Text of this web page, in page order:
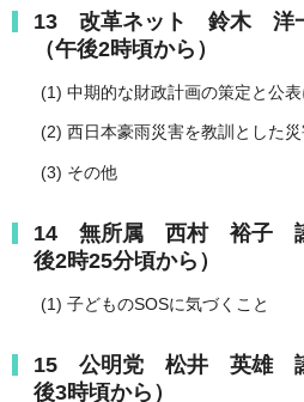
13 改革ネット 鈴木 洋
（午後2時頃から）
(1) 中期的な財政計画の策定と公
(2) 西日本豪雨災害を教訓とした
(3) その他
14 無所属 西村 裕子 議
後2時25分頃から）
(1) 子どものSOSに気づくこと
15 公明党 松井 英雄 議
後3時頃から）